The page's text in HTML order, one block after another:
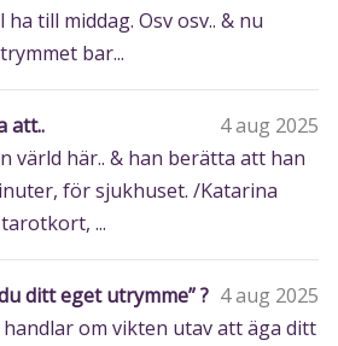
till middag. Osv osv.. & nu
bar...
att..
4 aug 2025
värld här.. & han berätta att han
för sjukhuset. /Katarina
...
ditt eget utrymme” ? 4 aug 2025
handlar om vikten utav att äga ditt